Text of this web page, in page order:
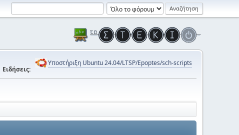
Ειδήσεις:
Υποστήριξη Ubuntu 24.04/LTSP/Epoptes/sch-scripts